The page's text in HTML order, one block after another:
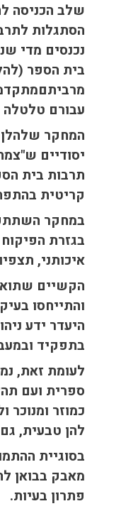
שלב הכניסה
הסתגלות
נכנסים מדי
בית הספר
עבורם טלטלה
המחקר שלהלן
יסודיים
תרבות בית
קריטית
במחקר
בגזרת
איכותני,
הקשיים
והתייחסו
היעדר ידע
בתפקיד
לעומת זאת,
ספרית ועם
כמוזר
להן טבעית,
בסוגיית
מאבק בבואן
פתרון בעיות.